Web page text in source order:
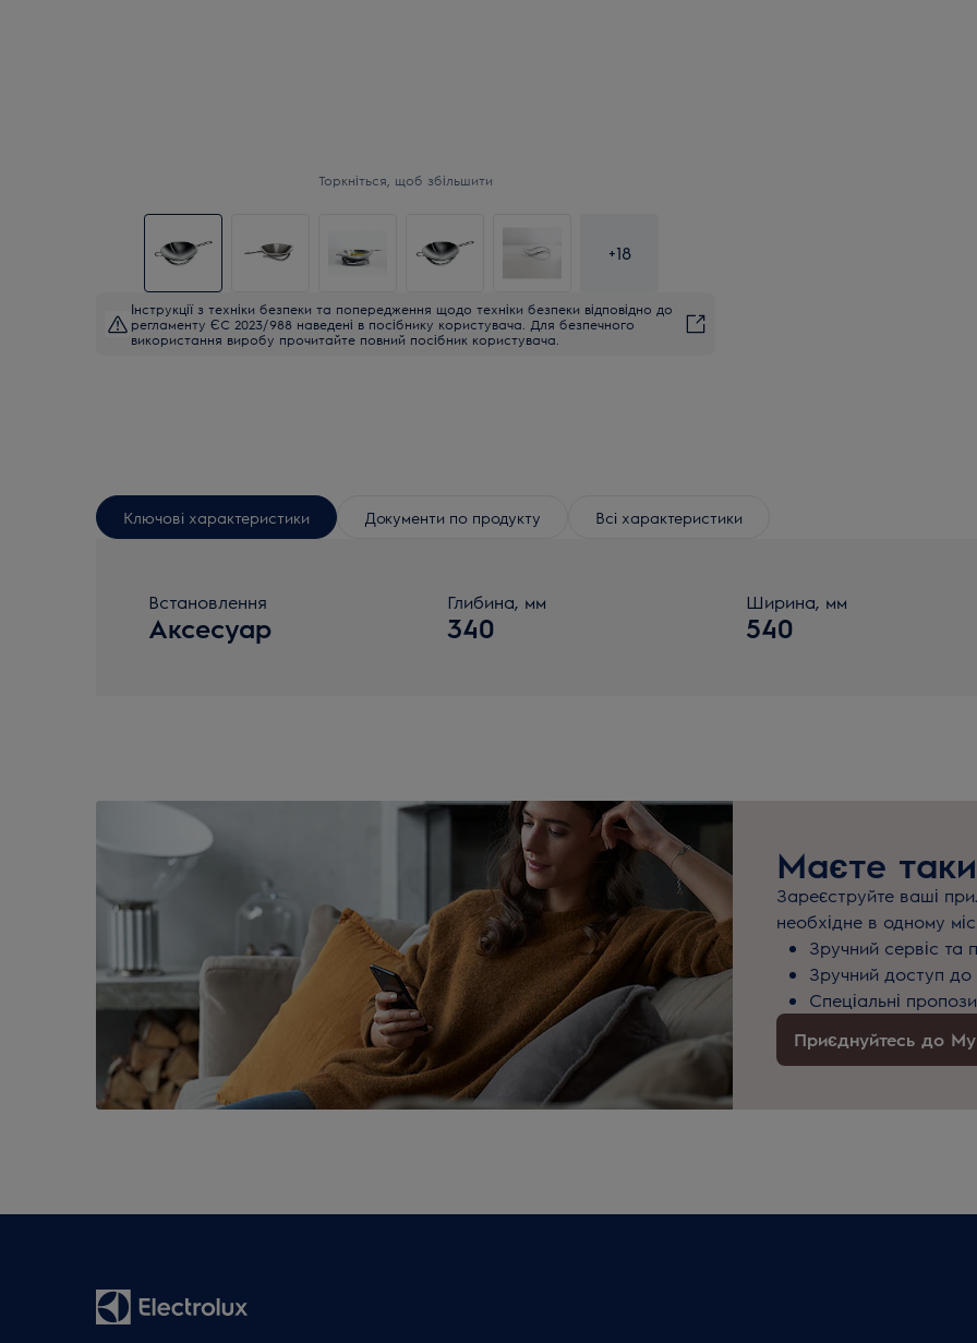
Торкніться, щоб збільшити
+18
Інструкції з техніки безпеки та попередження щодо техніки безпеки відповідно до
регламенту ЄС 2023/988 наведені в посібнику користувача. Для безпечного
використання виробу прочитайте повний посібник користувача.
Ключові характеристики Документи по продукту Всі характеристики
Встановлення
Аксесуар
Глибина, мм
340
Ширина, мм
540
Маєте
Зареєструйте ваші
необхідне в одному
Зручний сервіс та
Зручний доступ до
Спеціальні
Приєднуйтесь до